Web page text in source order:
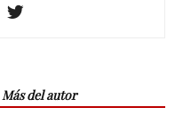
Más del autor